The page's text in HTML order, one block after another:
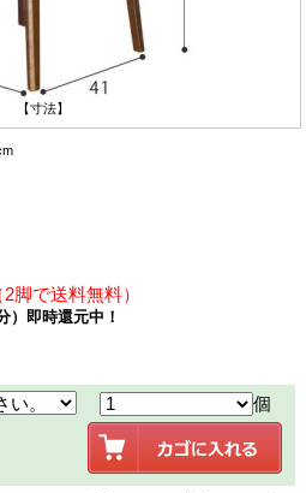
【寸法】
で送料無料）
）即時還元中！
個